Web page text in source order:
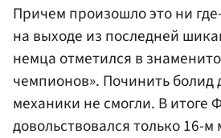
Причем произошло это ни
на выходе из последней
немца отметился в
чемпионов». Починить болид
механики не смогли. В итоге
довольствовался только 16-м